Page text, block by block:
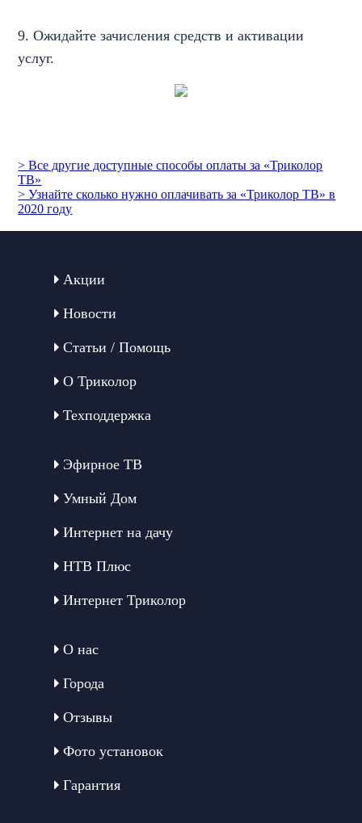
9. Ожидайте зачисления средств и активации
услуг.
> Все другие доступные способы оплаты за «Триколор
ТВ»
> Узнайте сколько нужно оплачивать за «Триколор ТВ» в
2020 году
Акции
Новости
Статьи / Помощь
О Триколор
Техподдержка
Эфирное ТВ
Умный Дом
Интернет на дачу
НТВ Плюс
Интернет Триколор
О нас
Города
Отзывы
Фото установок
Гарантия